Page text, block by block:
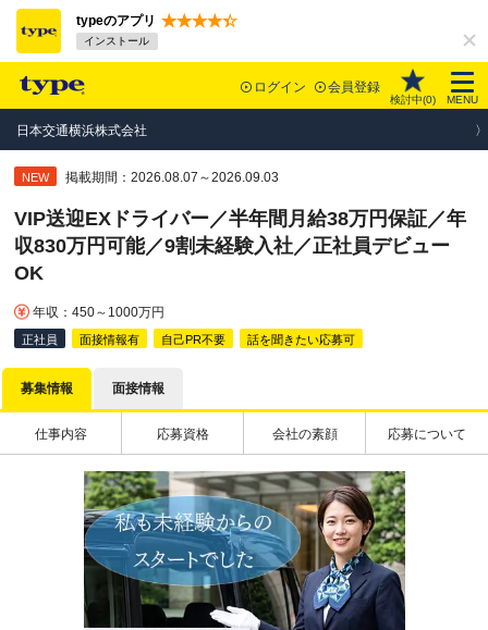
typeのアプリ
インストール
ログイン 会員登録
検討中(0) MENU
日本交通横浜株式会社
NEW 掲載期間：2026.08.07～2026.09.03
VIP送迎EXドライバー／半年間月給38万円保証／年
収830万円可能／9割未経験入社／正社員デビュー
OK
年収：450～1000万円
正社員 面接情報有 自己PR不要 話を聞きたい応募可
募集情報 面接情報
仕事内容 応募資格 会社の素顔 応募について